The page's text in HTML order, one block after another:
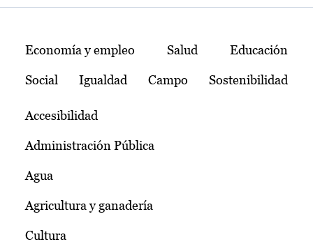
Temas
Economía y empleo Salud Educación
Social Igualdad Campo Sostenibilidad
Accesibilidad
Administración Pública
Agua
Agricultura y ganadería
Cultura